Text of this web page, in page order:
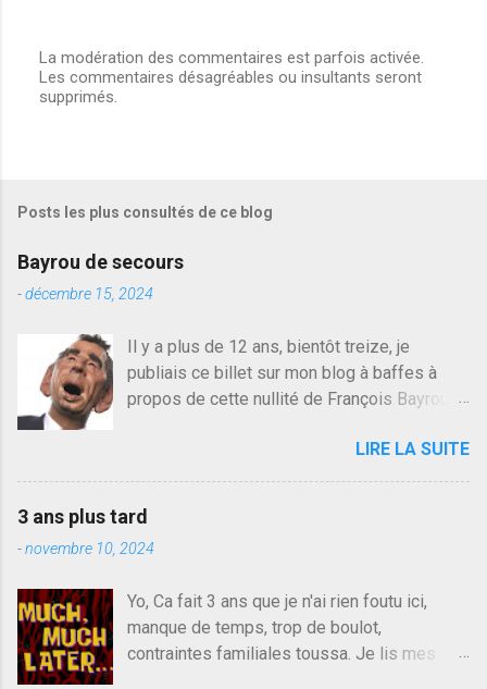
E
n
t
e
r
u
m
m
e
n
r
e
La modération des commentaires est parfois activée.
Les commentaires désagréables ou insultants seront
supprimés.
Posts les plus consultés de ce blog
Bayrou de secours
-décembre 15, 2024
Il y a plus de 12 ans, bientôt treize, je
publiais ce billet sur mon blog à baffes à
propos de cette nullité de François Bayrou. Il
quelqu'un, je ne parle pas des couples mais
des amis ou des valeurs dans lesquels on
croit. François Bayrou est en passe de
devenir le traite d'une partie de son électorat
et c'est par la presse qu'on l'apprend. On
plus proche de Sarkozy que de Hollande,
sinon il serait candidat du centre de la
gauche molle mais quand on écoutait ses
LIRE LA SUITE
3 ans plus tard
-novembre 10, 2024
Yo, Ca fait 3 ans que je n'ai rien foutu ici,
manque de temps, trop de boulot,
contraintes familiales toussa. Je lis mes